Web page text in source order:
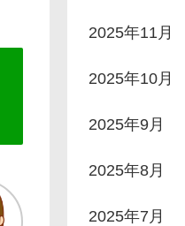
2025年11月
2025年10月
2025年9月
2025年8月
2025年7月